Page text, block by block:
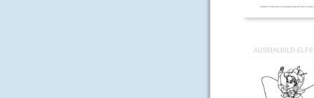
AUSMALBILD-